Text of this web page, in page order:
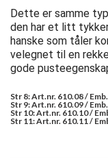
Dette er samme
den har et litt
hanske som tåler
velegnet til en
gode
Str 8: Art.nr. 610.08 /
Str 9: Art.nr. 610.09 /
Str 10: Art.nr. 610.10 /
Str 11: Art.nr. 610.11 /